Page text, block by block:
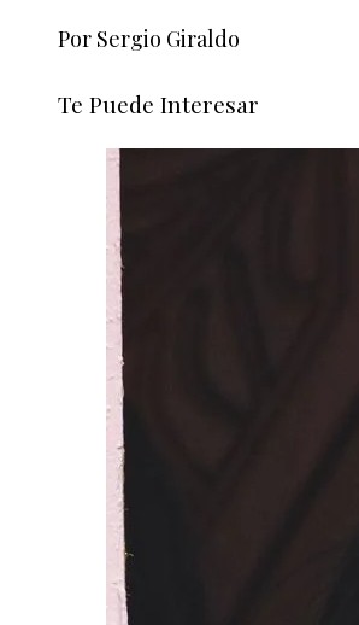
Por Sergio Giraldo
Te Puede Interesar